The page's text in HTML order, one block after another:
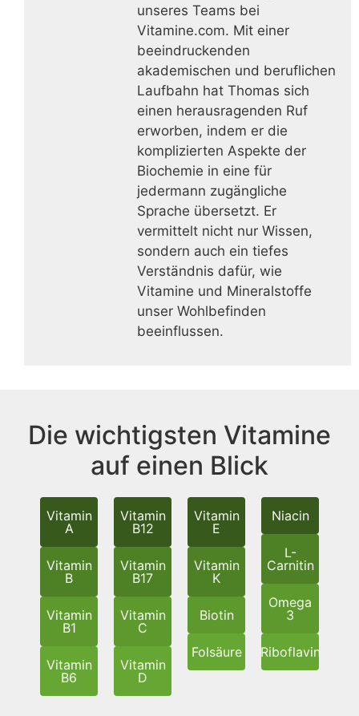
unseres Teams bei
Vitamine.com. Mit einer
beeindruckenden
akademischen und beruflichen
Laufbahn hat Thomas sich
einen herausragenden Ruf
erworben, indem er die
komplizierten Aspekte der
Biochemie in eine für
jedermann zugängliche
Sprache übersetzt. Er
vermittelt nicht nur Wissen,
sondern auch ein tiefes
Verständnis dafür, wie
Vitamine und Mineralstoffe
unser Wohlbefinden
beeinflussen.
Die wichtigsten Vitamine
auf einen Blick
Vitamin
A
Vitamin
B
Vitamin
B1
Vitamin
B6
Vitamin
B12
Vitamin
B17
Vitamin
C
Vitamin
D
Vitamin
E
Vitamin
K
Biotin
Folsäure
Niacin
L-
Carnitin
Omega
3
Riboflavin